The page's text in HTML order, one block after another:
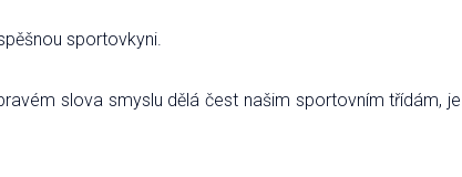
sportovkyni.
slova smyslu dělá čest našim sportovním třídám,